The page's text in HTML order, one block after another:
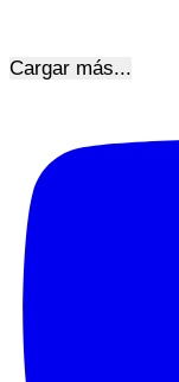
Cargar más...